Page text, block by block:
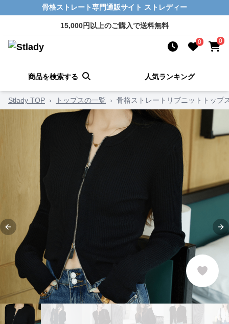
骨格ストレート専門通販サイト ストレディー
15,000円以上のご購入で送料無料
0 0
商品を検索する 人気ランキング
Stlady TOP › トップスの一覧 › 骨格ストレートリブニットトップ
Previous slide